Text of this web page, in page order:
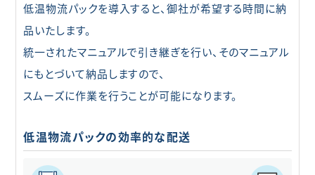
低温物流パックを導入すると、御社が希望する時間に納
品いたします。
統一されたマニュアルで引き継ぎを行い、そのマニュアル
にもとづいて納品しますので、
スムーズに作業を行うことが可能になります。
低温物流パックの効率的な配送